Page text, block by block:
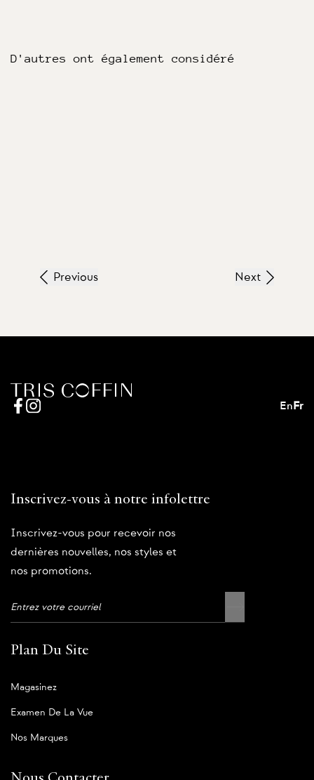
D'autres ont également considéré
Previous Next
En Fr
Inscrivez-vous à notre infolettre
Inscrivez-vous pour recevoir nos
dernières nouvelles, nos styles et
nos promotions.
Plan Du Site
Magasinez
Examen De La Vue
Nos Marques